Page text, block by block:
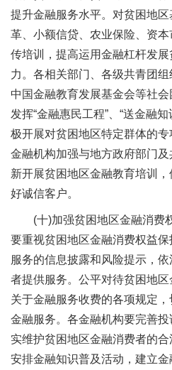
提升金融服务水平。对贫困地
革、小额信贷、农业保险、资
传培训，提高运用金融杠杆发
力。各相关部门、各级共青团组
中国金融教育发展基金会等社
发挥“金融惠民工程”、“送金融
极开展对贫困地区特定群体的
金融机构加强与地方政府部门
新开展贫困地区金融教育培训
好诚信客户。
(十)加强贫困地区金融消费
要重视贫困地区金融消费权益
服务的信息披露和风险提示，
者提供服务。公平对待贫困地
关于金融服务收费的各项规定
金融服务。各金融机构要完善
实维护贫困地区金融消费者的
安排金融知识普及活动，建立金